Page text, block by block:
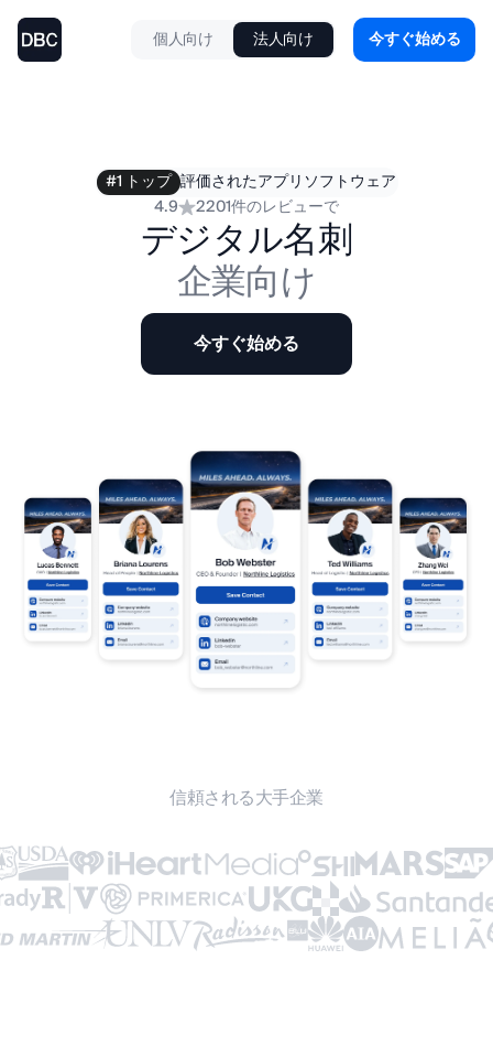
個人向け 法人向け 今すぐ始める
#1 トップ 評価されたアプリソフトウェア
4.9
2201件のレビューで
デジタル名刺
企業向け
今すぐ始める
信頼される大手企業